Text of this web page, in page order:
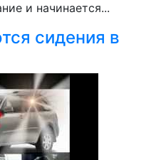
и начинается...
сидения в